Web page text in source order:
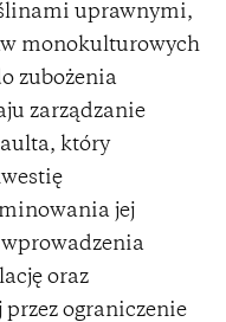
uprawnymi,
monokulturowych
zubożenia
zarządzanie
który
jej
oraz
ograniczenie